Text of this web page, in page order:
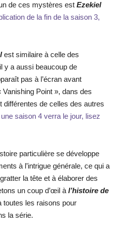
de ces mystères est Ezekiel
de la fin de la saison 3,
est similaire à celle des
y a aussi beaucoup de
pas à l’écran avant
Vanishing Point », dans des
de celles des autres
saison 4 verra le jour, lisez
particulière se développe
à l’intrigue générale, ce qui a
la tête et à élaborer des
un coup d’œil à l’histoire de
toutes les raisons pour
la série.